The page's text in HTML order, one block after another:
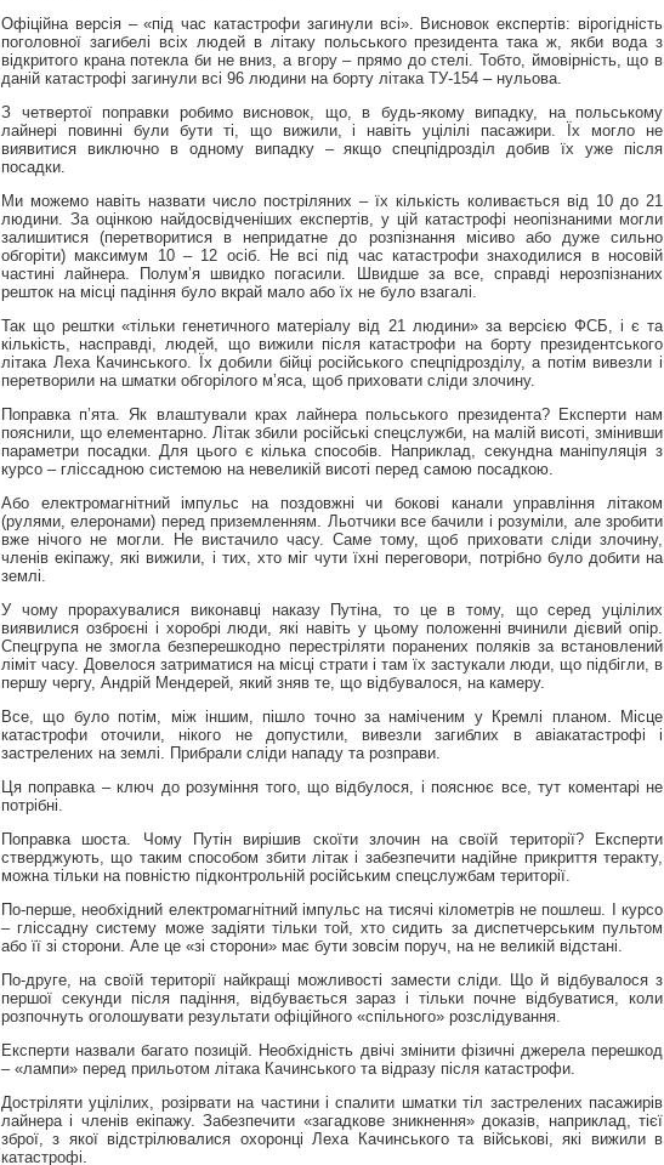
Офіційна версія – «під час катастрофи загинули всі». Висновок експертів: вірогідність
поголовної загибелі всіх людей в літаку польського президента така ж, якби вода з
відкритого крана потекла би не вниз, а вгору – прямо до стелі. Тобто, ймовірність, що в
даній катастрофі загинули всі 96 людини на борту літака ТУ-154 – нульова.
З четвертої поправки робимо висновок, що, в будь-якому випадку, на польському
лайнері повинні були бути ті, що вижили, і навіть уцілілі пасажири. Їх могло не
виявитися виключно в одному випадку – якщо спецпідрозділ добив їх уже після
посадки.
Ми можемо навіть назвати число постріляних – їх кількість коливається від 10 до 21
людини. За оцінкою найдосвідченіших експертів, у цій катастрофі неопізнаними могли
залишитися (перетворитися в непридатне до розпізнання місиво або дуже сильно
обгоріти) максимум 10 – 12 осіб. Не всі під час катастрофи знаходилися в носовій
частині лайнера. Полум’я швидко погасили. Швидше за все, справді нерозпізнаних
решток на місці падіння було вкрай мало або їх не було взагалі.
Так що рештки «тільки генетичного матеріалу від 21 людини» за версією ФСБ, і є та
кількість, насправді, людей, що вижили після катастрофи на борту президентського
літака Леха Качинського. Їх добили бійці російського спецпідрозділу, а потім вивезли і
перетворили на шматки обгорілого м’яса, щоб приховати сліди злочину.
Поправка п’ята. Як влаштували крах лайнера польського президента? Експерти нам
пояснили, що елементарно. Літак збили російські спецслужби, на малій висоті, змінивши
параметри посадки. Для цього є кілька способів. Наприклад, секундна маніпуляція з
курсо – гліссадною системою на невеликій висоті перед самою посадкою.
Або електромагнітний імпульс на поздовжні чи бокові канали управління літаком
(рулями, елеронами) перед приземленням. Льотчики все бачили і розуміли, але зробити
вже нічого не могли. Не вистачило часу. Саме тому, щоб приховати сліди злочину,
членів екіпажу, які вижили, і тих, хто міг чути їхні переговори, потрібно було добити на
землі.
У чому прорахувалися виконавці наказу Путіна, то це в тому, що серед уцілілих
виявилися озброєні і хоробрі люди, які навіть у цьому положенні вчинили дієвий опір.
Спецгрупа не змогла безперешкодно перестріляти поранених поляків за встановлений
ліміт часу. Довелося затриматися на місці страти і там їх застукали люди, що підбігли, в
першу чергу, Андрій Мендерей, який зняв те, що відбувалося, на камеру.
Все, що було потім, між іншим, пішло точно за наміченим у Кремлі планом. Місце
катастрофи оточили, нікого не допустили, вивезли загиблих в авіакатастрофі і
застрелених на землі. Прибрали сліди нападу та розправи.
Ця поправка – ключ до розуміння того, що відбулося, і пояснює все, тут коментарі не
потрібні.
Поправка шоста. Чому Путін вирішив скоїти злочин на своїй території? Експерти
стверджують, що таким способом збити літак і забезпечити надійне прикриття теракту,
можна тільки на повністю підконтрольній російським спецслужбам території.
По-перше, необхідний електромагнітний імпульс на тисячі кілометрів не пошлеш. І курсо
– гліссадну систему може задіяти тільки той, хто сидить за диспетчерським пультом
або її зі сторони. Але це «зі сторони» має бути зовсім поруч, на не великій відстані.
По-друге, на своїй території найкращі можливості замести сліди. Що й відбувалося з
першої секунди після падіння, відбувається зараз і тільки почне відбуватися, коли
розпочнуть оголошувати результати офіційного «спільного» розслідування.
Експерти назвали багато позицій. Необхідність двічі змінити фізичні джерела перешкод
– «лампи» перед прильотом літака Качинського та відразу після катастрофи.
Достріляти уцілілих, розірвати на частини і спалити шматки тіл застрелених пасажирів
лайнера і членів екіпажу. Забезпечити «загадкове зникнення» доказів, наприклад, тієї
зброї, з якої відстрілювалися охоронці Леха Качинського та військові, які вижили в
катастрофі.